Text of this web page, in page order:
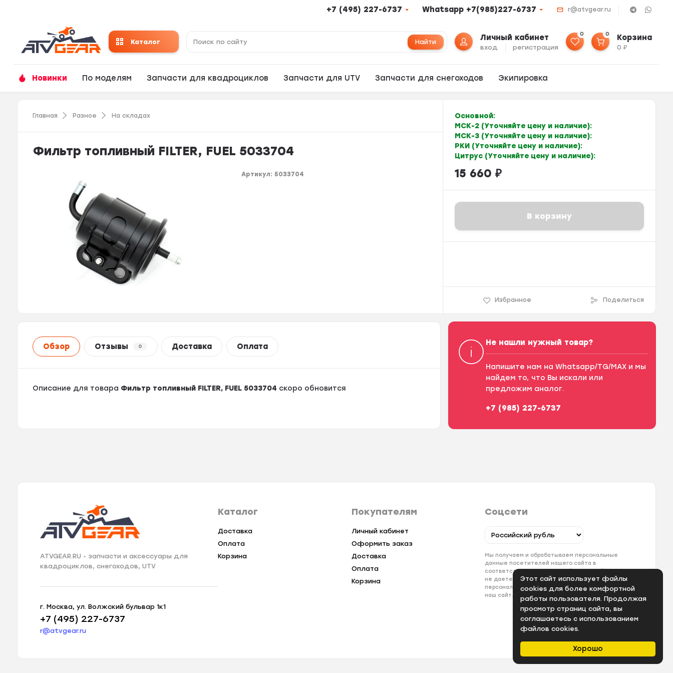
Хорошо
Этот сайт использует файлы
cookies для более комфортной
работы пользователя. Продолжая
просмотр страниц сайта, вы
соглашаетесь с использованием
файлов cookies.
+7 (495) 227-6737 Whatsapp +7(985)227-6737 r@atvgear.ru
Каталог Найти Личный кабинет
вход регистрация
0 0 Корзина
0₽
Новинки По моделям Запчасти для квадроциклов Запчасти для UTV Запчасти для снегоходов Экипировка
Главная Разное На складах
Фильтр топливный FILTER, FUEL 5033704
Артикул:5033704
Основной:
МСК-2 (Уточняйте цену и наличие):
МСК-3 (Уточняйте цену и наличие):
РКИ (Уточняйте цену и наличие):
Цитрус (Уточняйте цену и наличие):
15 660 ₽
В корзину
Избранное Поделиться
Обзор Отзывы 0 Доставка Оплата
Описание для товара Фильтр топливный FILTER, FUEL 5033704 скоро обновится
Не нашли нужный товар?
Напишите нам на Whatsapp/TG/MAX и мы
найдем то, что Вы искали или
предложим аналог.
+7 (985) 227-6737
ATVGEAR.RU - запчасти и аксессуары для
квадроциклов, снегоходов, UTV
г. Москва, ул. Волжский бульвар 1к1
+7 (495) 227-6737
r@atvgear.ru
Каталог
Доставка
Оплата
Корзина
Покупателям
Личный кабинет
Оформить заказ
Доставка
Оплата
Корзина
Соцсети
Мы получаем и обрабатываем персональные
данные посетителей нашего сайта в
соответствии софициальной политикой. Если вы
не даете согласия на обработку своих
персональных данных, вам необходимо покинуть
наш сайт.